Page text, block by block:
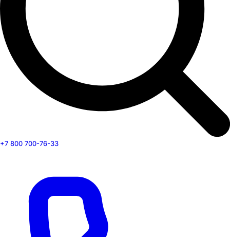
+7 800 700-76-33